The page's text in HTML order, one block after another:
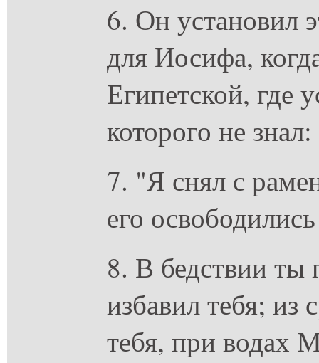
6. Он установил
для Иосифа,
Египетской, где
которого не знал:
7. "Я снял с
его
8. В бедствии
избавил тебя;
тебя, при водах